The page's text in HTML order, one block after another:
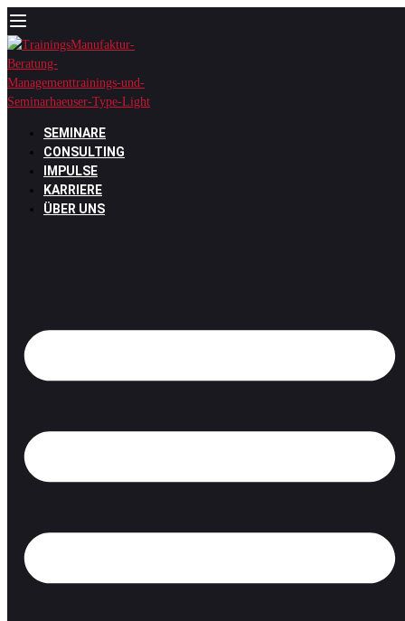
Zum
Inhalt
springen
SEMINARE
CONSULTING
IMPULSE
KARRIERE
ÜBER UNS